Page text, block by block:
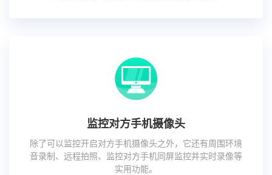
监控对方手机摄像头
除了可以监控开启对方手机摄像头之外，它还有周围环境
音录制、远程拍照、监控对方手机同屏监控并实时录像等
实用功能。